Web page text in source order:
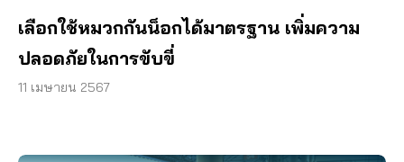
เลือกใช้หมวกกันน็อกได้มาตรฐาน เพิ่มความ
ปลอดภัยในการขับขี่
11 เมษายน 2567